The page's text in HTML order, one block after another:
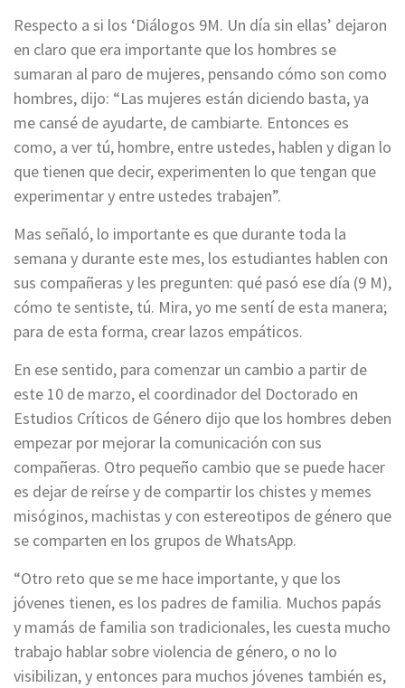
Respecto a si los ‘Diálogos 9M. Un día sin ellas’ dejaron
en claro que era importante que los hombres se
sumaran al paro de mujeres, pensando cómo son como
hombres, dijo: “Las mujeres están diciendo basta, ya
me cansé de ayudarte, de cambiarte. Entonces es
como, a ver tú, hombre, entre ustedes, hablen y digan lo
que tienen que decir, experimenten lo que tengan que
experimentar y entre ustedes trabajen”.
Mas señaló, lo importante es que durante toda la
semana y durante este mes, los estudiantes hablen con
sus compañeras y les pregunten: qué pasó ese día (9 M),
cómo te sentiste, tú. Mira, yo me sentí de esta manera;
para de esta forma, crear lazos empáticos.
En ese sentido, para comenzar un cambio a partir de
este 10 de marzo, el coordinador del Doctorado en
Estudios Críticos de Género dijo que los hombres deben
empezar por mejorar la comunicación con sus
compañeras. Otro pequeño cambio que se puede hacer
es dejar de reírse y de compartir los chistes y memes
misóginos, machistas y con estereotipos de género que
se comparten en los grupos de WhatsApp.
“Otro reto que se me hace importante, y que los
jóvenes tienen, es los padres de familia. Muchos papás
y mamás de familia son tradicionales, les cuesta mucho
trabajo hablar sobre violencia de género, o no lo
visibilizan, y entonces para muchos jóvenes también es,